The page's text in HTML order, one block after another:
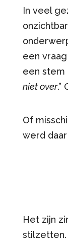
In veel
een
een stem
niet over.”
Of
werd
Het zijn
stilzetten.